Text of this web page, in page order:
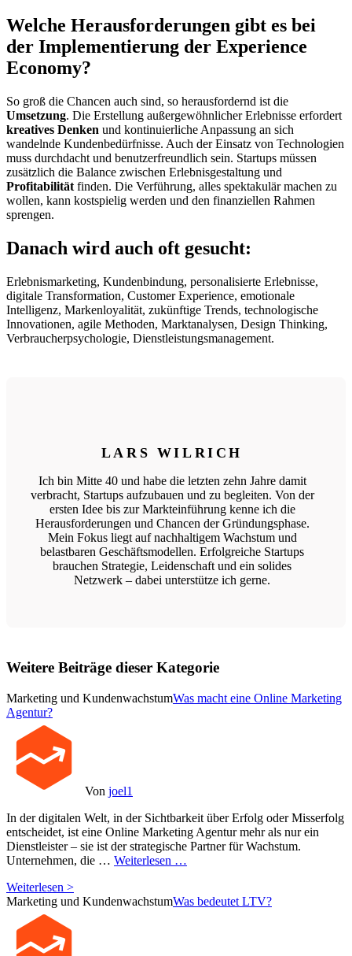
Welche Herausforderungen gibt es bei
der Implementierung der Experience
Economy?
So groß die Chancen auch sind, so herausfordernd ist die
Umsetzung. Die Erstellung außergewöhnlicher Erlebnisse erfordert
kreatives Denken und kontinuierliche Anpassung an sich
wandelnde Kundenbedürfnisse. Auch der Einsatz von Technologien
muss durchdacht und benutzerfreundlich sein. Startups müssen
zusätzlich die Balance zwischen Erlebnisgestaltung und
Profitabilität finden. Die Verführung, alles spektakulär machen zu
wollen, kann kostspielig werden und den finanziellen Rahmen
sprengen.
Danach wird auch oft gesucht:
Erlebnismarketing, Kundenbindung, personalisierte Erlebnisse,
digitale Transformation, Customer Experience, emotionale
Intelligenz, Markenloyalität, zukünftige Trends, technologische
Innovationen, agile Methoden, Marktanalysen, Design Thinking,
Verbraucherpsychologie, Dienstleistungsmanagement.
LARS WILRICH
Ich bin Mitte 40 und habe die letzten zehn Jahre damit
verbracht, Startups aufzubauen und zu begleiten. Von der
ersten Idee bis zur Markteinführung kenne ich die
Herausforderungen und Chancen der Gründungsphase.
Mein Fokus liegt auf nachhaltigem Wachstum und
belastbaren Geschäftsmodellen. Erfolgreiche Startups
brauchen Strategie, Leidenschaft und ein solides
Netzwerk – dabei unterstütze ich gerne.
Weitere Beiträge dieser Kategorie
Marketing und KundenwachstumWas macht eine Online Marketing
Agentur?
Von joel1
In der digitalen Welt, in der Sichtbarkeit über Erfolg oder Misserfolg
entscheidet, ist eine Online Marketing Agentur mehr als nur ein
Dienstleister – sie ist der strategische Partner für Wachstum.
Unternehmen, die … Weiterlesen …
Weiterlesen >
Marketing und KundenwachstumWas bedeutet LTV?